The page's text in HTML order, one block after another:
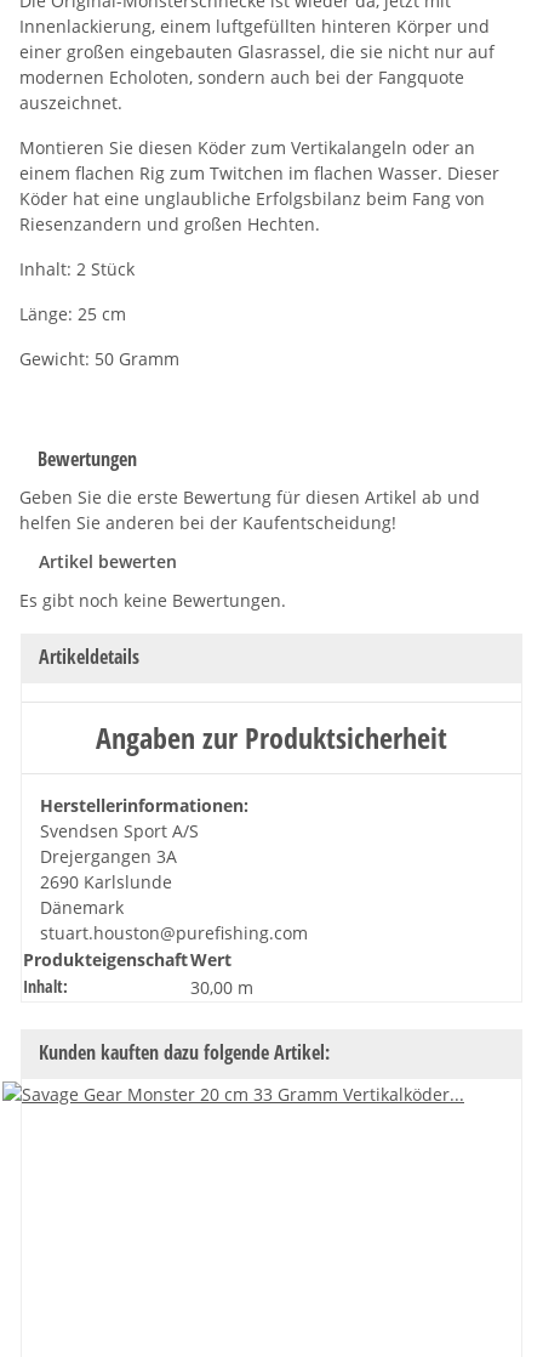
Innenlackierung, einem luftgefüllten hinteren Körper und
einer großen eingebauten Glasrassel, die sie nicht nur auf
modernen Echoloten, sondern auch bei der Fangquote
auszeichnet.
Montieren Sie diesen Köder zum Vertikalangeln oder an
einem flachen Rig zum Twitchen im flachen Wasser. Dieser
Köder hat eine unglaubliche Erfolgsbilanz beim Fang von
Riesenzandern und großen Hechten.
Inhalt: 2 Stück
Länge: 25 cm
Gewicht: 50 Gramm
Bewertungen
Geben Sie die erste Bewertung für diesen Artikel ab und
helfen Sie anderen bei der Kaufentscheidung!
Artikel bewerten
Es gibt noch keine Bewertungen.
Artikeldetails
Angaben zur Produktsicherheit
Herstellerinformationen:
Svendsen Sport A/S
Drejergangen 3A
2690 Karlslunde
Dänemark
stuart.houston@purefishing.com
ProdukteigenschaftWert
Inhalt:
30,00 m
Kunden kauften dazu folgende Artikel: